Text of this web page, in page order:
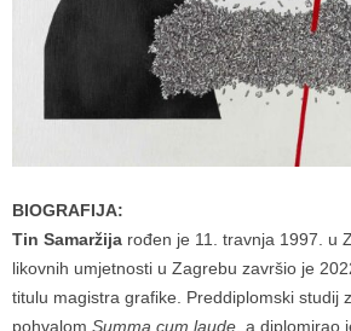
BIOGRAFIJA:
Tin Samaržija rođen je 11. travnja 1997. u
likovnih umjetnosti u Zagrebu završio je
titulu magistra grafike. Preddiplomski studij
pohvalom Summa cum laude , a diplomirao